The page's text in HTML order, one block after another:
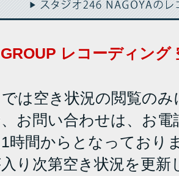
レコーディング
では空き状況の閲覧の
、お問い合わせは、お
1時間からとなっており
入り次第空き状況を更